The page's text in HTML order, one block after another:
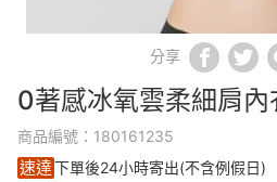
分享
0著感冰氧雲柔細肩
商品編號：180161235
速達下單後24小時寄出(不含例假日)